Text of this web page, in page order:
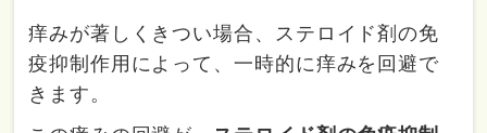
痒みが著しくきつい場合、ステロイド剤の免
疫抑制作用によって、一時的に痒みを回避で
きます。